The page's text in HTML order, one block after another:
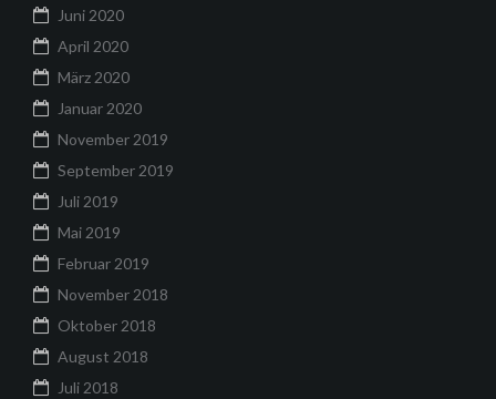
Juni 2020
April 2020
März 2020
Januar 2020
November 2019
September 2019
Juli 2019
Mai 2019
Februar 2019
November 2018
Oktober 2018
August 2018
Juli 2018